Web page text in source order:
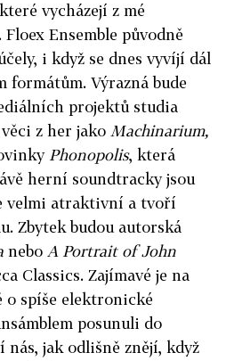
vycházejí z mé
Ensemble původně
i když se dnes vyvíjí dál
Výrazná bude
projektů studia
z her jako Machinarium,
Phonopolis, která
herní soundtracky jsou
velmi atraktivní a tvoří
Zbytek budou autorská
nebo A Portrait of John
Classics. Zajímavé je na
o spíše elektronické
posunuli do
nás, jak odlišně znějí, když